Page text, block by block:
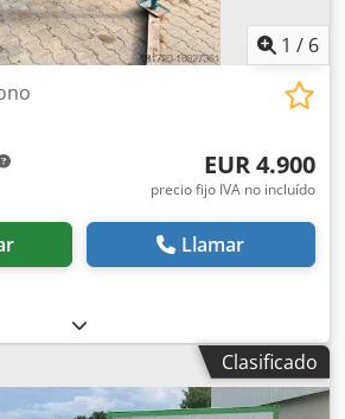
1 / 6
EUR 4.900
precio fijo IVA no incluído
Llamar
Clasificado